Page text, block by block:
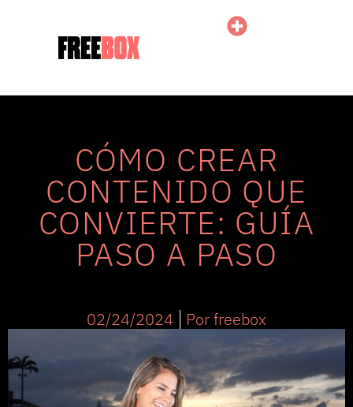
CÓMO CREAR
CONTENIDO QUE
CONVIERTE: GUÍA
PASO A PASO
02/24/2024 Porfreebox